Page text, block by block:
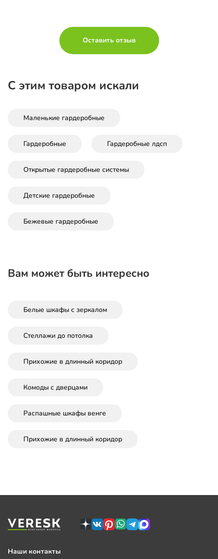
Оставить отзыв
С этим товаром искали
Маленькие гардеробные
Гардеробные Гардеробные лдсп
Открытые гардеробные системы
Детские гардеробные
Бежевые гардеробные
Вам может быть интересно
Белые шкафы с зеркалом
Стеллажи до потолка
Прихожие в длинный коридор
Комоды с дверцами
Распашные шкафы венге
Прихожие в длинный коридор
Наши контакты